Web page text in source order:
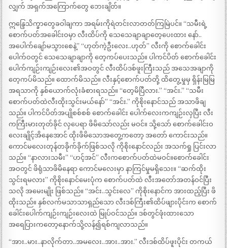
လျှက် အရှက်အကြောက်တွေ ဘေးချိတ်။
ဣန္ဒြေသိက္ခာတွေခဝါချကာ အရမ်းကိုရဲတင်းလာတတ်ကြမြဲပင်။ “သမီးရဲ့
စောက်ပတ်အခေါင်းဝမှာ လီးထိပ်ကို သေသေချာချာတေ့ပေးထား နော်..
အပေါက်ချော်မသွားစေနဲ့” “ဟုတ်ကဲ့ဦးလေး..ဟုတ်” လီးကို စောက်ခေါင်း
ပေါက်ဝတွင် သေသေချာချာကို တေ့ကပ်ပေးသည်။ ပါကင်ပိတ် စောက်ခေါင်း
ပေါက်ကျဉ်းကျဉ်းလေး၏အဝတွင် လီးထိပ်ဒစ်ဖူးကြီးသည် အသေအချာကို
တေ့ကပ်မိသည်။ ထောက်မိသည်။ လီးနှင့်စောက်ပတ်တို့ ထိတွေ့မှုမှ ရှိန်းမြမြ
အရသာကို နှစ်ယောက်လုံးခံစားရသည်။ “တေ့မိပြီလား.” “အင်း.” “သမီး
စောက်ပတ်ထဲလီးထိုးသွင်းမယ်နော်” “အင်း.” ကိုစိုးနောင်သည် အသာဖိချ
သည်။ ပါကင်ပိတ်အပျိုစစ်စစ် စောက်ခေါင်း ပေါက်လေးကကျဉ်းလှပြီး လီး
ကကြီးမားတုတ်ခိုင် လှပေရာ ဖိမိသော်လည်း မဝင်။ သို့သော် စောက်ခေါင်းဝ
လေးချိုင့်အိနေအောင် ထိုးဖိမိသောအတွေ့ကတော့ အတော် ကောင်းသည်။
ကောင်မလေးတုန်တခိုက်ခိုက်ဖြစ်သလို ကိုစိုးနောင်လည်း အသက်ရှု ပြင်းလာ
သည်။ “နာလားသမီး” “ဟင့်အင်” လီးကစောက်ပတ်ထဲမဝင်။စောက်ခေါင်း
အဝတွင် ဖိရုံသာဖိမိနေရာ ကောင်မလေးမှာ နာကြင်မှုမရှိသေး။ “ဆက်ထိုး
သွင်းရမလား” ကိုစိုးနောင်မေးပုံက စောက်ပတ်ထဲ လီးအတော်အတန်ဝင်ပြီး
သလို အမေးမျိုး ဖြစ်သည်။ “အင်း..သွင်းလေ” ကိုစိုးနောင်က အားထည့်ပြီး ဖိ
ထိုးသည်။ နှစ်လက်မသာသာရှည်သော လီးဒစ်ကြီး၏ထိပ်ဖျားပိုင်းက စောက်
ခေါင်းပေါက်ကျဉ်းကျဉ်းလေးထဲ မြုပ်ဝင်သည်။ ဒစ်တွင်ဖုံးထားသော
အရေပြားကတော့နောက်သို့လန်၍ရစ်ကျလာသည်။
“အား..မား..နာလိုက်တာ..အမလေး..အား..အား.” လီးဒစ်ထိပ်ဖူးပိုင်း တကယ်